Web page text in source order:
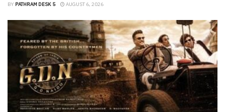
BY PATHRAM DESK 5 AUGUST 6, 2026